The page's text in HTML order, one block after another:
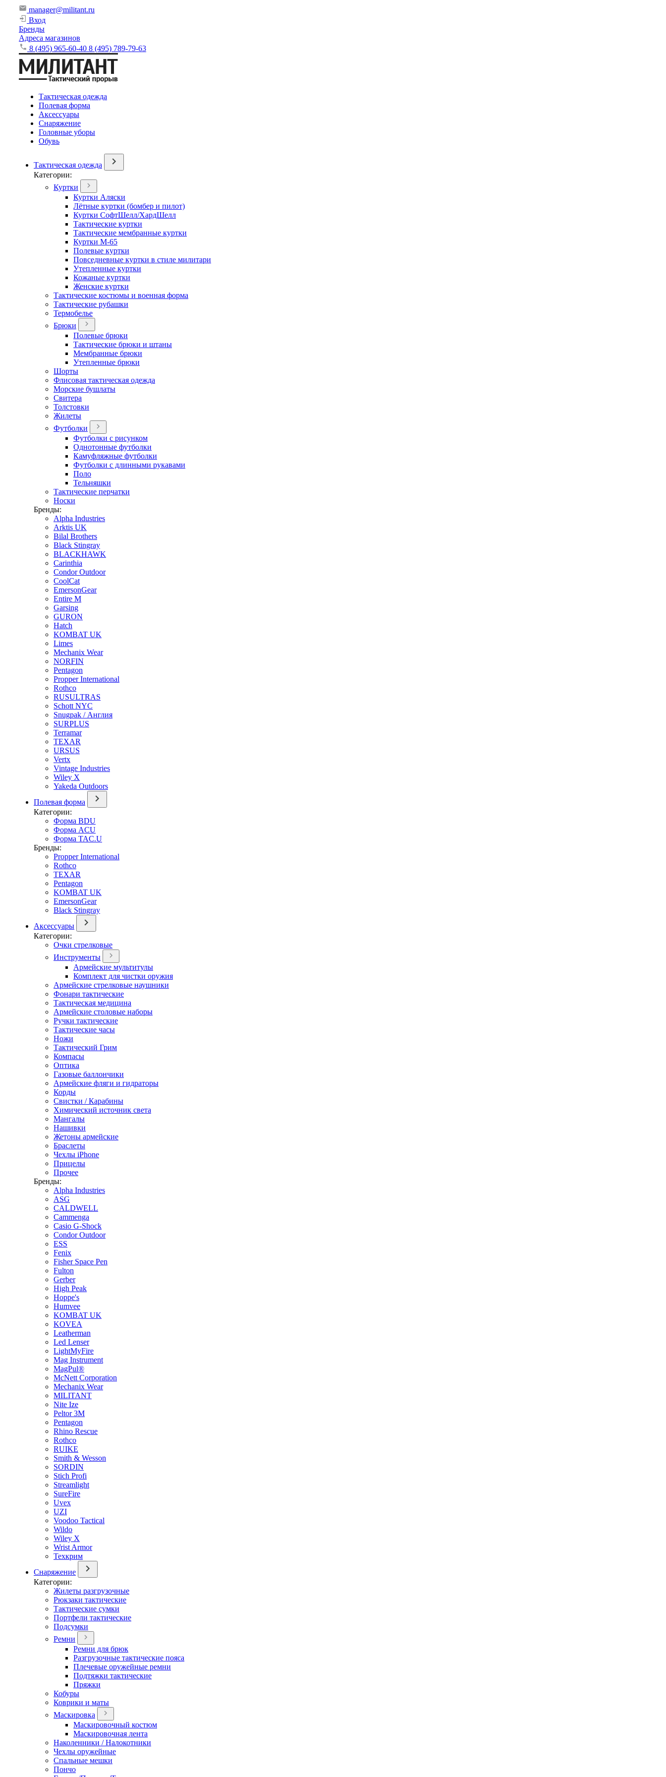
manager@militant.ru
Вход
Бренды
Адреса магазинов
8 (495) 965-60-40 8 (495) 789-79-63
Тактическая одежда
Полевая форма
Аксессуары
Снаряжение
Головные уборы
Обувь
Тактическая одежда
Категории:
Куртки
Куртки Аляски
Лётные куртки (бомбер и пилот)
Куртки СофтШелл/ХардШелл
Тактические куртки
Тактические мембранные куртки
Куртки М-65
Полевые куртки
Повседневные куртки в стиле милитари
Утепленные куртки
Кожаные куртки
Женские куртки
Тактические костюмы и военная форма
Тактические рубашки
Термобелье
Брюки
Полевые брюки
Тактические брюки и штаны
Мембранные брюки
Утепленные брюки
Шорты
Флисовая тактическая одежда
Морские бушлаты
Свитера
Толстовки
Жилеты
Футболки
Футболки с рисунком
Однотонные футболки
Камуфляжные футболки
Футболки с длинными рукавами
Поло
Тельняшки
Тактические перчатки
Носки
Бренды:
Alpha Industries
Arktis UK
Bilal Brothers
Black Stingray
BLACKHAWK
Carinthia
Condor Outdoor
CoolCat
EmersonGear
Entire M
Garsing
GURON
Hatch
KOMBAT UK
Limes
Mechanix Wear
NORFIN
Pentagon
Propper International
Rothco
RUSULTRAS
Schott NYC
Snugpak / Англия
SURPLUS
Terramar
TEXAR
URSUS
Vertx
Vintage Industries
Wiley X
Yakeda Outdoors
Полевая форма
Категории:
Форма BDU
Форма ACU
Форма TAC.U
Бренды:
Propper International
Rothco
TEXAR
Pentagon
KOMBAT UK
EmersonGear
Black Stingray
Аксессуары
Категории:
Очки стрелковые
Инструменты
Армейские мультитулы
Комплект для чистки оружия
Армейские стрелковые наушники
Фонари тактические
Тактическая медицина
Армейские столовые наборы
Ручки тактические
Тактические часы
Ножи
Тактический Грим
Компасы
Оптика
Газовые баллончики
Армейские фляги и гидраторы
Корды
Свистки / Карабины
Химический источник света
Мангалы
Нашивки
Жетоны армейские
Браслеты
Чехлы iPhone
Прицелы
Прочее
Бренды:
Alpha Industries
ASG
CALDWELL
Cammenga
Casio G-Shock
Condor Outdoor
ESS
Fenix
Fisher Space Pen
Fulton
Gerber
High Peak
Hoppe's
Humvee
KOMBAT UK
KOVEA
Leatherman
Led Lenser
LightMyFire
Mag Instrument
MagPul®
McNett Corporation
Mechanix Wear
MILITANT
Nite Ize
Peltor 3M
Pentagon
Rhino Rescue
Rothco
RUIKE
Smith & Wesson
SORDIN
Stich Profi
Streamlight
SureFire
Uvex
UZI
Voodoo Tactical
Wildo
Wiley X
Wrist Armor
Техкрим
Снаряжение
Категории:
Жилеты разгрузочные
Рюкзаки тактические
Тактические сумки
Портфели тактические
Подсумки
Ремни
Ремни для брюк
Разгрузочные тактические пояса
Плечевые оружейные ремни
Подтяжки тактические
Пряжки
Кобуры
Коврики и маты
Маскировка
Маскировочный костюм
Маскировочная лента
Наколенники / Налокотники
Чехлы оружейные
Спальные мешки
Пончо